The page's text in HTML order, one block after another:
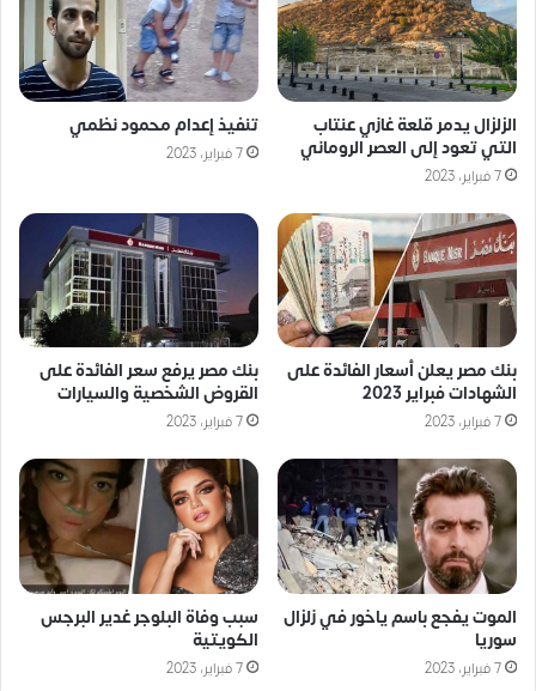
الزلزال يدمر قلعة غازي عنتاب
التي تعود إلى العصر الروماني
7 فبراير، 2023
تنفيذ إعدام محمود نظمي
7 فبراير، 2023
بنك مصر يعلن أسعار الفائدة على
الشهادات فبراير 2023
7 فبراير، 2023
بنك مصر يرفع سعر الفائدة على
القروض الشخصية والسيارات
7 فبراير، 2023
الموت يفجع باسم ياخور في زلزال
سوريا
7 فبراير، 2023
سبب وفاة البلوجر غدير البرجس
الكويتية
7 فبراير، 2023